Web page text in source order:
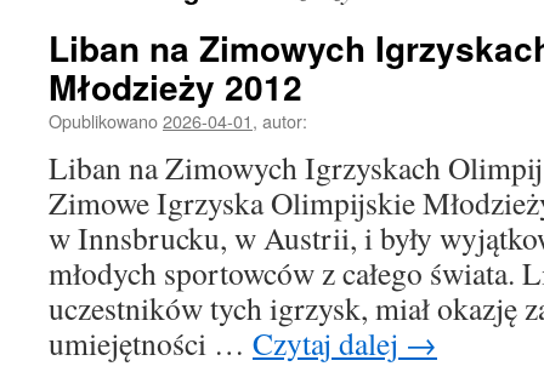
Liban na Zimowych
Młodzieży 2012
Opublikowano2026-04-01, autor:
Liban na Zimowych Igrzyskach
Zimowe Igrzyska Olimpijskie
w Innsbrucku, w Austrii, i były
młodych sportowców z całego świata.
uczestników tych igrzysk, miał okazję
umiejętności … Czytaj dalej →